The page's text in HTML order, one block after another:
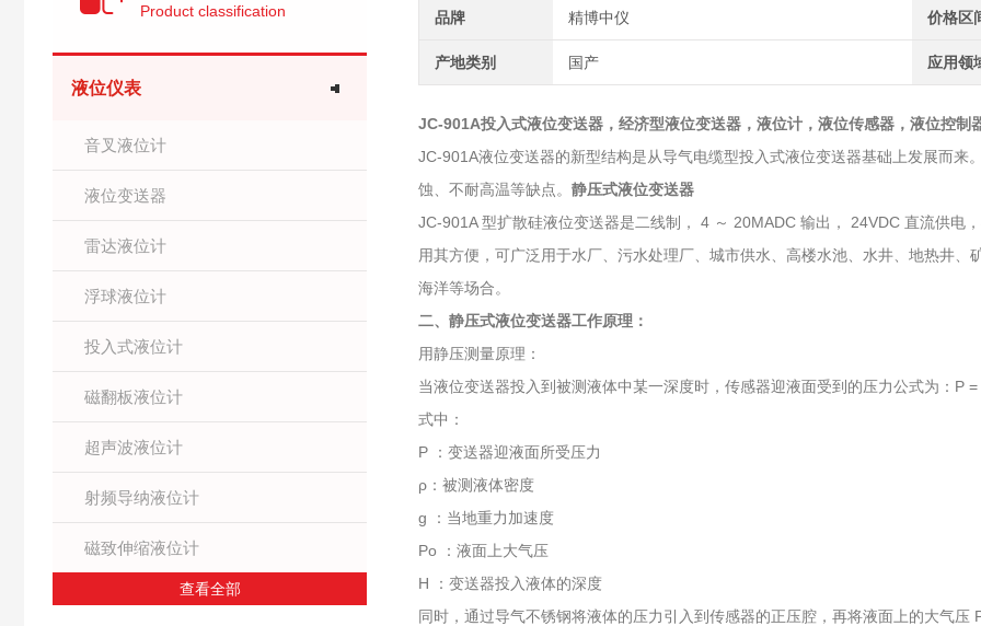
Product classification
液位仪表
音叉液位计
液位变送器
雷达液位计
浮球液位计
投入式液位计
磁翻板液位计
超声波液位计
射频导纳液位计
磁致伸缩液位计
查看全部
品牌 精博中仪 价格区
产地类别 国产 应用领
JC-901A投入式液位变送器，经济型液位变送器，液位计，液位传感器，液位控制
JC-901A液位变送器的新型结构是从导气电缆型投入式液位变送器基础上发展而
蚀、不耐高温等缺点。静压式液位变送器
JC-901A 型扩散硅液位变送器是二线制， 4 ～ 20MADC 输出， 24VDC 直流供电
用其方便，可广泛用于水厂、污水处理厂、城市供水、高楼水池、水井、地热井、
海洋等场合。
二、静压式液位变送器工作原理：
用静压测量原理：
当液位变送器投入到被测液体中某一深度时，传感器迎液面受到的压力公式为：Ρ
式中：
P ：变送器迎液面所受压力
ρ：被测液体密度
g ：当地重力加速度
Po ：液面上大气压
H ：变送器投入液体的深度
同时，通过导气不锈钢将液体的压力引入到传感器的正压腔，再将液面上的大气